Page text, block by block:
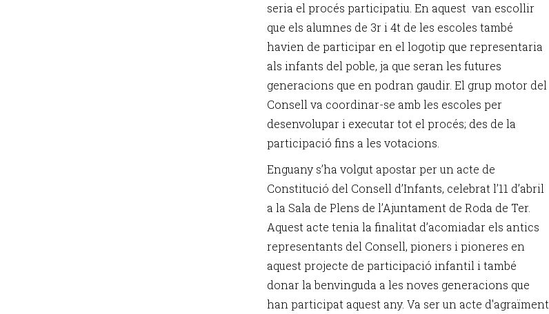
seria el procés participatiu. En aquest van escollir
que els alumnes de 3r i 4t de les escoles també
havien de participar en el logotip que representaria
als infants del poble, ja que seran les futures
generacions que en podran gaudir. El grup motor del
Consell va coordinar-se amb les escoles per
desenvolupar i executar tot el procés; des de la
participació fins a les votacions.
Enguany s’ha volgut apostar per un acte de
Constitució del Consell d’Infants, celebrat l’11 d’abril
a la Sala de Plens de l’Ajuntament de Roda de Ter.
Aquest acte tenia la finalitat d’acomiadar els antics
representants del Consell, pioners i pioneres en
aquest projecte de participació infantil i també
donar la benvinguda a les noves generacions que
han participat aquest any. Va ser un acte d'agraïment